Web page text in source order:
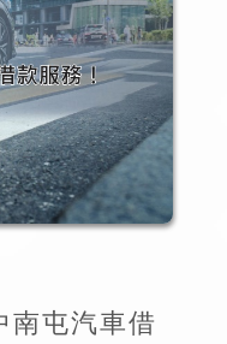
南屯汽車借